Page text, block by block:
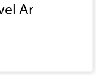
Ar